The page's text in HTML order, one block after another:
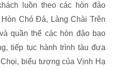
luồn theo các hòn đảo
Chó Đá, Làng Chài Trên
quần thể các hòn đảo bao
tiếp tục hành trình tàu đưa
biểu tượng của Vịnh Hạ